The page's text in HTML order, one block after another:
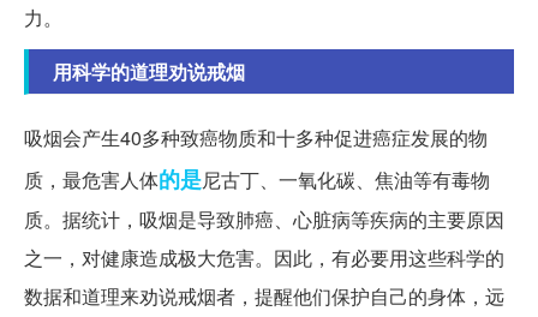
力。
用科学的道理劝说戒烟
吸烟会产生40多种致癌物质和十多种促进癌症发展的物
质，最危害人体的是尼古丁、一氧化碳、焦油等有毒物
质。据统计，吸烟是导致肺癌、心脏病等疾病的主要原因
之一，对健康造成极大危害。因此，有必要用这些科学的
数据和道理来劝说戒烟者，提醒他们保护自己的身体，远